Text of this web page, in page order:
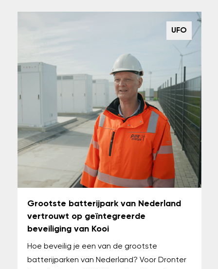
UFO
Grootste batterijpark van Nederland
vertrouwt op geïntegreerde
beveiliging van Kooi
Hoe beveilig je een van de grootste
batterijparken van Nederland? Voor Dronter